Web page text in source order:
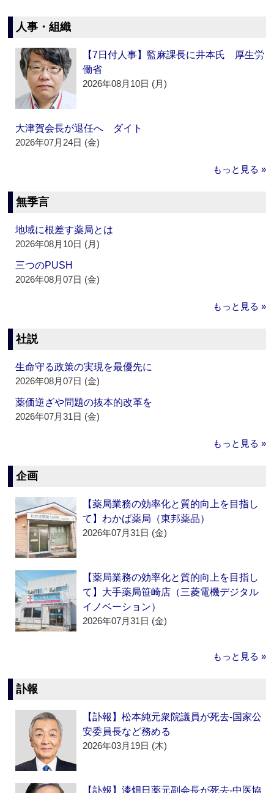
人事・組織
【7日付人事】監麻課長に井本氏 厚生労
働省
2026年08月10日 (月)
大津賀会長が退任へ ダイト
2026年07月24日 (金)
もっと見る »
無季言
地域に根差す薬局とは
2026年08月10日 (月)
三つのPUSH
2026年08月07日 (金)
もっと見る »
社説
生命守る政策の実現を最優先に
2026年08月07日 (金)
薬価逆ざや問題の抜本的改革を
2026年07月31日 (金)
もっと見る »
企画
【薬局業務の効率化と質的向上を目指し
て】わかば薬局（東邦薬品）
2026年07月31日 (金)
【薬局業務の効率化と質的向上を目指し
て】大手薬局笹崎店（三菱電機デジタル
イノベーション）
2026年07月31日 (金)
もっと見る »
訃報
【訃報】松本純元衆院議員が死去‐国家公
安委員長など務める
2026年03月19日 (木)
【訃報】漆畑日薬元副会長が死去‐中医協